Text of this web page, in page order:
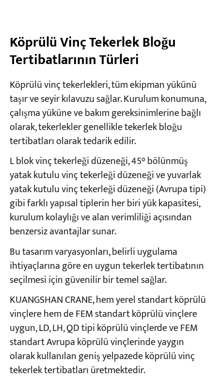
Köprülü Vinç Tekerlek Bloğu
Tertibatlarının Türleri
Köprülü vinç tekerlekleri, tüm ekipman yükünü
taşır ve seyir kılavuzu sağlar. Kurulum konumuna,
çalışma yüküne ve bakım gereksinimlerine bağlı
olarak, tekerlekler genellikle tekerlek bloğu
tertibatları olarak tedarik edilir.
L blok vinç tekerleği düzeneği, 45° bölünmüş
yatak kutulu vinç tekerleği düzeneği ve yuvarlak
yatak kutulu vinç tekerleği düzeneği (Avrupa tipi)
gibi farklı yapısal tiplerin her biri yük kapasitesi,
kurulum kolaylığı ve alan verimliliği açısından
benzersiz avantajlar sunar.
Bu tasarım varyasyonları, belirli uygulama
ihtiyaçlarına göre en uygun tekerlek tertibatının
seçilmesi için güvenilir bir temel sağlar.
KUANGSHAN CRANE, hem yerel standart köprülü
vinçlere hem de FEM standart köprülü vinçlere
uygun, LD, LH, QD tipi köprülü vinçlerde ve FEM
standart Avrupa köprülü vinçlerinde yaygın
olarak kullanılan geniş yelpazede köprülü vinç
tekerlek tertibatları üretmektedir.